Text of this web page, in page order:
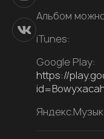
Альбом
iTunes:
Google Play:
https://